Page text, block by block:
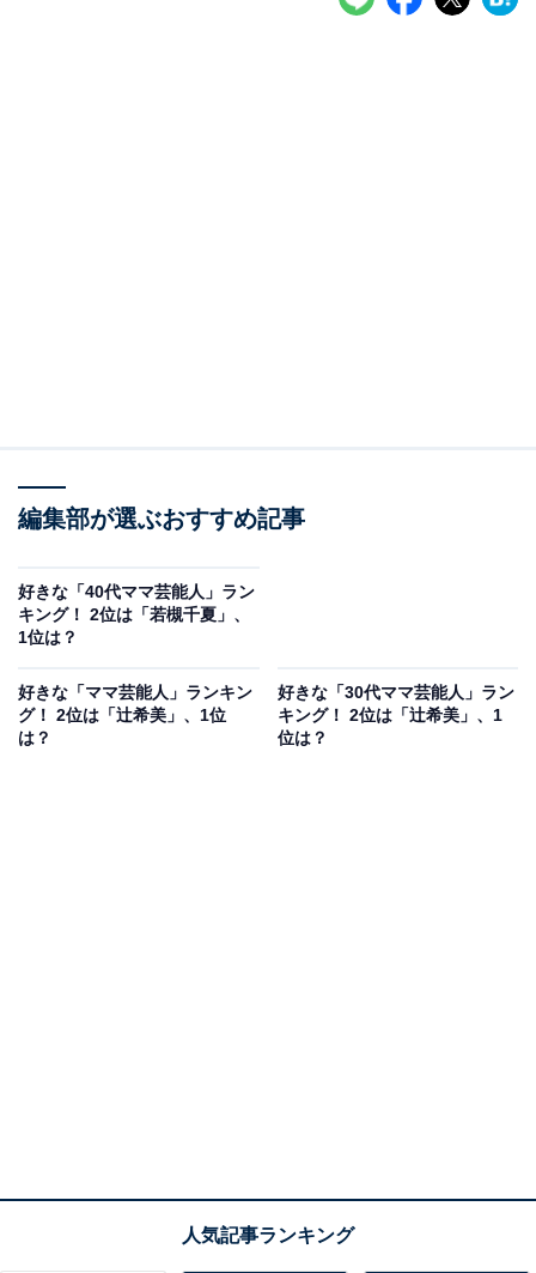
編集部が選ぶおすすめ記事
好きな「40代ママ芸能人」ラン
キング！ 2位は「若槻千夏」、
1位は？
好きな「ママ芸能人」ランキン
グ！ 2位は「辻希美」、1位
は？
好きな「30代ママ芸能人」ラン
キング！ 2位は「辻希美」、1
位は？